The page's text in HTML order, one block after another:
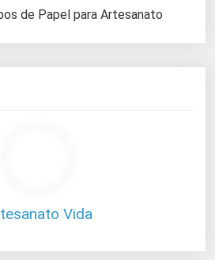
de Papel para Artesanato
Vida